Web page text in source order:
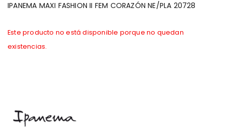
IPANEMA MAXI FASHION II FEM CORAZÓN NE/PLA 20728
Este producto no está disponible porque no quedan
existencias.